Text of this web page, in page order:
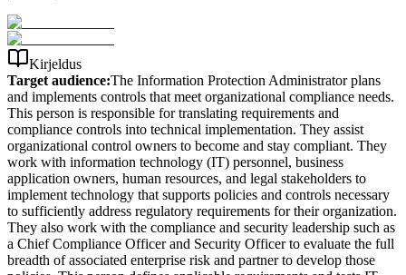
Kirjeldus
Target audience:The Information Protection Administrator plans
and implements controls that meet organizational compliance needs.
This person is responsible for translating requirements and
compliance controls into technical implementation. They assist
organizational control owners to become and stay compliant. They
work with information technology (IT) personnel, business
application owners, human resources, and legal stakeholders to
implement technology that supports policies and controls necessary
to sufficiently address regulatory requirements for their organization.
They also work with the compliance and security leadership such as
a Chief Compliance Officer and Security Officer to evaluate the full
breadth of associated enterprise risk and partner to develop those